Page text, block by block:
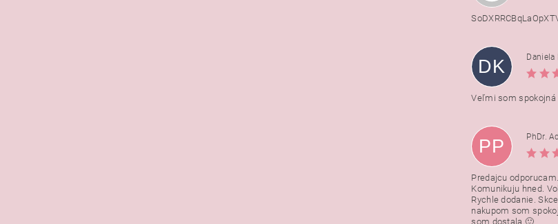
DK
Daniela
Veľmi som spokojná
PP
PhDr.
Predajcu
Komunikuju hned.
Rychle dodanie.
nakupom som
som dostala.🙂